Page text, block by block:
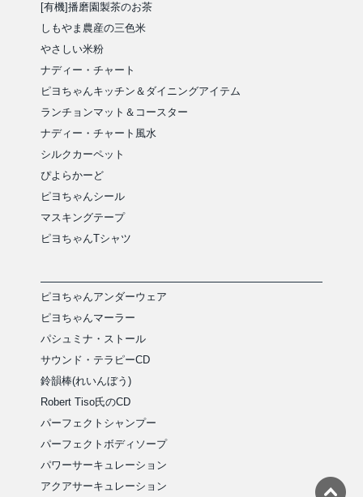
[有機]播磨園製茶のお茶
しもやま農産の三色米
やさしい米粉
ナディー・チャート
ピヨちゃんキッチン＆ダイニングアイテム
ランチョンマット＆コースター
ナディー・チャート風水
シルクカーペット
ぴよらかーど
ピヨちゃんシール
マスキングテープ
ピヨちゃんTシャツ
ピヨちゃんアンダーウェア
ピヨちゃんマーラー
パシュミナ・ストール
サウンド・テラピーCD
鈴韻棒(れいんぼう)
Robert Tiso氏のCD
パーフェクトシャンプー
パーフェクトボディソープ
パワーサーキュレーション
アクアサーキュレーション